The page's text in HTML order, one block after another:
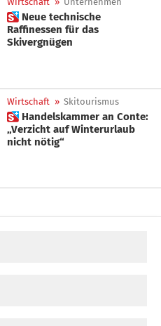
 Neue technische
Raffinessen für das
Skivergnügen
Wirtschaft » Skitourismus
 Handelskammer an Conte:
„Verzicht auf Winterurlaub
nicht nötig“